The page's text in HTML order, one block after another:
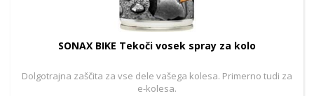
SONAX BIKE Tekoči vosek spray za kolo
Dolgotrajna zaščita za vse dele vašega kolesa. Primerno tudi za
e-kolesa.